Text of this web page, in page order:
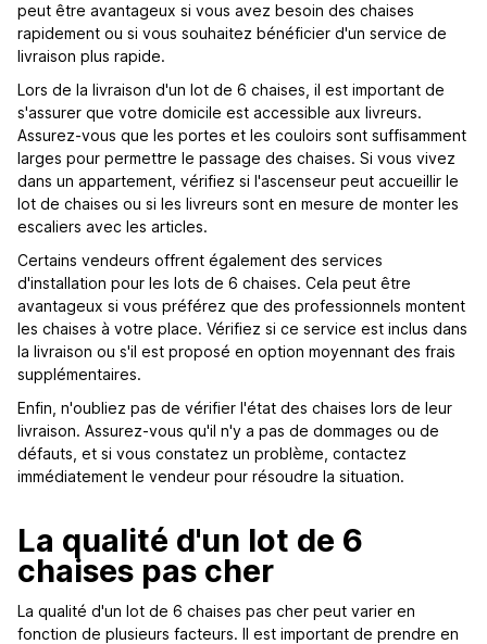
peut être avantageux si vous avez besoin des chaises
rapidement ou si vous souhaitez bénéficier d'un service de
livraison plus rapide.
Lors de la livraison d'un lot de 6 chaises, il est important de
s'assurer que votre domicile est accessible aux livreurs.
Assurez-vous que les portes et les couloirs sont suffisamment
larges pour permettre le passage des chaises. Si vous vivez
dans un appartement, vérifiez si l'ascenseur peut accueillir le
lot de chaises ou si les livreurs sont en mesure de monter les
escaliers avec les articles.
Certains vendeurs offrent également des services
d'installation pour les lots de 6 chaises. Cela peut être
avantageux si vous préférez que des professionnels montent
les chaises à votre place. Vérifiez si ce service est inclus dans
la livraison ou s'il est proposé en option moyennant des frais
supplémentaires.
Enfin, n'oubliez pas de vérifier l'état des chaises lors de leur
livraison. Assurez-vous qu'il n'y a pas de dommages ou de
défauts, et si vous constatez un problème, contactez
immédiatement le vendeur pour résoudre la situation.
La qualité d'un lot de 6
chaises pas cher
La qualité d'un lot de 6 chaises pas cher peut varier en
fonction de plusieurs facteurs. Il est important de prendre en